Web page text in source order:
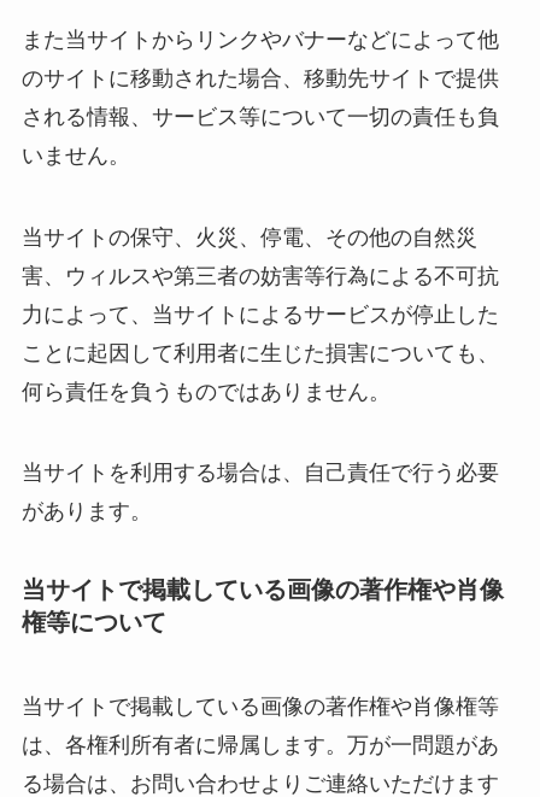
また当サイトからリンクやバナーなどによって他
のサイトに移動された場合、移動先サイトで提供
される情報、サービス等について一切の責任も負
いません。
当サイトの保守、火災、停電、その他の自然災
害、ウィルスや第三者の妨害等行為による不可抗
力によって、当サイトによるサービスが停止した
ことに起因して利用者に生じた損害についても、
何ら責任を負うものではありません。
当サイトを利用する場合は、自己責任で行う必要
があります。
当サイトで掲載している画像の著作権や肖像
権等について
当サイトで掲載している画像の著作権や肖像権等
は、各権利所有者に帰属します。万が一問題があ
る場合は、お問い合わせよりご連絡いただけます